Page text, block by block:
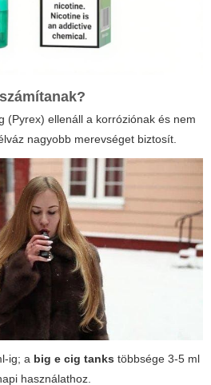
(Pyrex) ellenáll a korróziónak és nem
nagyobb merevséget biztosít.
ig; a big e cig tanks többsége 3-5 ml
használathoz.